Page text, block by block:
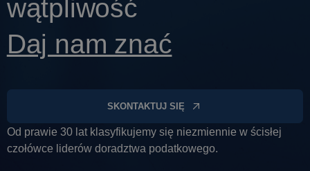
wątpliwość
Daj nam znać
SKONTAKTUJ SIĘ
Od prawie 30 lat klasyfikujemy się niezmiennie w ścisłej
czołówce liderów doradztwa podatkowego.